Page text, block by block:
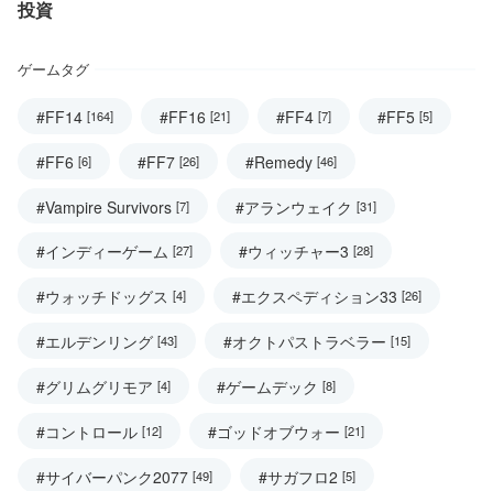
投資
ゲームタグ
#FF14 [164] #FF16 [21] #FF4 [7] #FF5 [5]
#FF6 [6] #FF7 [26] #Remedy [46]
#Vampire Survivors [7] #アランウェイク [31]
#インディーゲーム [27] #ウィッチャー3 [28]
#ウォッチドッグス [4] #エクスペディション33 [26]
#エルデンリング [43] #オクトパストラベラー [15]
#グリムグリモア [4] #ゲームデック [8]
#コントロール [12] #ゴッドオブウォー [21]
#サイバーパンク2077 [49] #サガフロ2 [5]